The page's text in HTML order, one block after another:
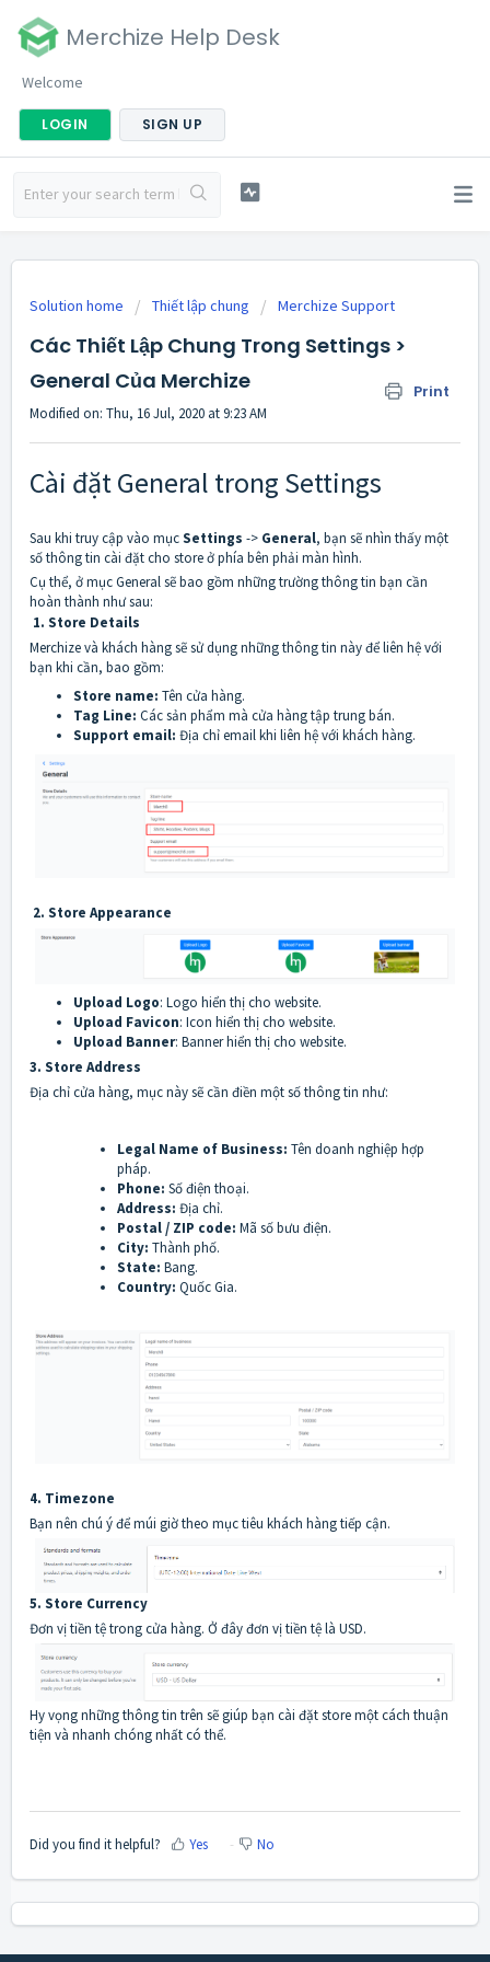
Merchize Help Desk
Welcome
LOGIN SIGN UP
Solution home Thiết lập chung Merchize Support
Các Thiết Lập Chung Trong Settings >
General Của Merchize
Print
Modified on: Thu, 16 Jul, 2020 at 9:23 AM
Cài đặt General trong Settings
Sau khi truy cập vào mụcSettings -> General, bạn sẽ nhìn thấy một
số thông tin cài đặt cho store ở phía bên phải màn hình.
Cụ thể, ở mục General sẽ bao gồm những trường thông tin bạn cần
hoàn thành như sau:
1. Store Details
Merchize và khách hàng sẽ sử dụng những thông tin này để liên hệ với
bạn khi cần, bao gồm:
Store name: Tên cửa hàng.
Tag Line: Các sản phẩm mà cửa hàng tập trung bán.
Support email: Địa chỉ email khi liên hệ với khách hàng.
2. Store Appearance
Upload Logo: Logo hiển thị cho website.
Upload Favicon: Icon hiển thị cho website.
Upload Banner: Banner hiển thị cho website.
3. Store Address
Địa chỉ cửa hàng, mục này sẽ cần điền một số thông tin như:
Legal Name of Business: Tên doanh nghiệp hợp
pháp.
Phone: Số điện thoại.
Address: Địa chỉ.
Postal / ZIP code: Mã số bưu điện.
City: Thành phố.
State: Bang.
Country: Quốc Gia.
4. Timezone
Bạn nên chú ý để múi giờ theo mục tiêu khách hàng tiếp cận.
5. Store Currency
Đơn vị tiền tệ trong cửa hàng. Ở đây đơn vị tiền tệ là USD.
Hy vọng những thông tin trên sẽ giúp bạn cài đặt store một cách thuận
tiện và nhanh chóng nhất có thể.
Did you find it helpful? Yes No